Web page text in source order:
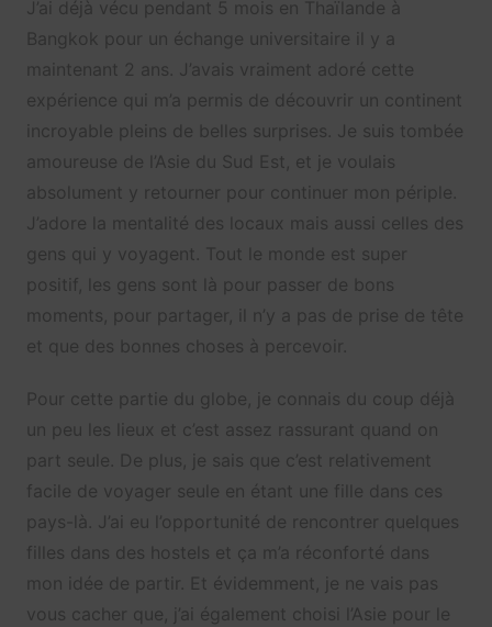
J’ai déjà vécu pendant 5 mois en Thaïlande à
Bangkok pour un échange universitaire il y a
maintenant 2 ans. J’avais vraiment adoré cette
expérience qui m’a permis de découvrir un continent
incroyable pleins de belles surprises. Je suis tombée
amoureuse de l’Asie du Sud Est, et je voulais
absolument y retourner pour continuer mon périple.
J’adore la mentalité des locaux mais aussi celles des
gens qui y voyagent. Tout le monde est super
positif, les gens sont là pour passer de bons
moments, pour partager, il n’y a pas de prise de tête
et que des bonnes choses à percevoir.
Pour cette partie du globe, je connais du coup déjà
un peu les lieux et c’est assez rassurant quand on
part seule. De plus, je sais que c’est relativement
facile de voyager seule en étant une fille dans ces
pays-là. J’ai eu l’opportunité de rencontrer quelques
filles dans des hostels et ça m’a réconforté dans
mon idée de partir. Et évidemment, je ne vais pas
vous cacher que, j’ai également choisi l’Asie pour le